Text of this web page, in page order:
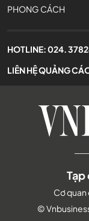
PHONG CÁCH
HOTLINE:024.
LIÊN HỆ QUẢNG
Tạp
Cơ quan
©